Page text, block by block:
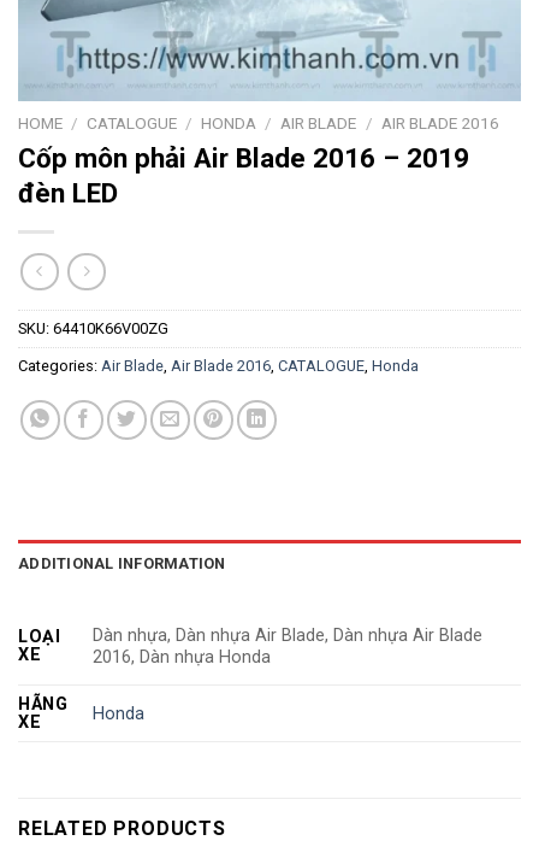
HOME / CATALOGUE / HONDA / AIR BLADE / AIR BLADE 2016
Cốp môn phải Air Blade 2016 – 2019
đèn LED
SKU: 64410K66V00ZG
Categories: Air Blade, Air Blade 2016, CATALOGUE, Honda
ADDITIONAL INFORMATION
LOẠI
XE
Dàn nhựa, Dàn nhựa Air Blade, Dàn nhựa Air Blade
2016, Dàn nhựa Honda
HÃNG
XE
Honda
RELATED PRODUCTS